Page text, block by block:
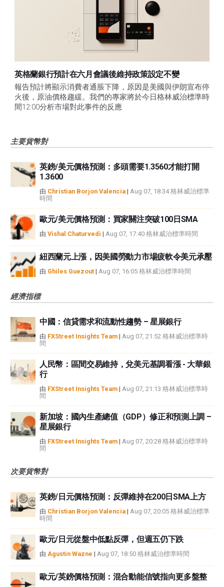
英格蘭銀行預計在六月會議後維持政策設定不變
報告預計將顯示消費者通脹下降，原因是美國與伊朗宣布停
火後，原油價格趨緩。我們的專家將於今日格林威治標準時
間12:00分析市場對此事件的反應
主要貨幣對
英鎊/美元價格預測：多頭需要1.3560才能打開
1.3600
由 Christian Borjon Valencia | Aug 07, 18:34 格林威治標準
時間
歐元/美元價格預測：買家關注突破100日SMA
由 Vishal Chaturvedi | Aug 07, 17:40 格林威治標準時間
紐西蘭元上漲，因美國勞動力市場疲軟令美元承壓
由 Ghiles Guezout | Aug 07, 16:05 格林威治標準時間
經濟指標
中國：信貸需求和流動性趨勢 – 星展銀行
由 FXStreet Insights Team | Aug 07, 21:52 格林威治標準時
間
人民幣：區間交易維持，兌美元基調看漲 - 大華銀
行
由 FXStreet Insights Team | Aug 07, 21:13 格林威治標準時
間
新加坡：國內生產總值（GDP）修正和預測上調 –
星展銀行
由 FXStreet Insights Team | Aug 07, 20:28 格林威治標準時
間
次要貨幣對
英鎊/日元價格預測：反彈維持在200日SMA上方
由 Christian Borjon Valencia | Aug 07, 20:05 格林威治標準
時間
歐元/日元從盤中低點反彈，但週五仍下跌
由 Agustin Wazne | Aug 07, 18:50 格林威治標準時間
歐元/英鎊價格預測：混合動能信號指向更多盤整